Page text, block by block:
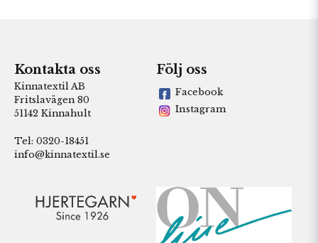
Kontakta oss
Kinnatextil AB
Fritslavägen 80
51142 Kinnahult
Tel: 0320-18451
info@kinnatextil.se
Följ oss
Facebook
Instagram